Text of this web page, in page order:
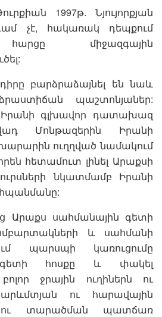
1997թ. Նյույորքյան
չէ, հակառակ դեպքում
հարցը միջազգային
բարձրաձայնել են նաև
պաշտոնյաներ:
գլխավոր դատախազ
Մոնթազերին Իրանի
ուղղված նամակում
հետամուտ լինել Արաքսի
նկատմամբ Իրանի
Արաքս սահմանային գետի
և սահմանի
պարսպի կառուցումը
հոսքը և փակել
ջրային ուղիներն ու
ու հարավային
տարածման պատճառ